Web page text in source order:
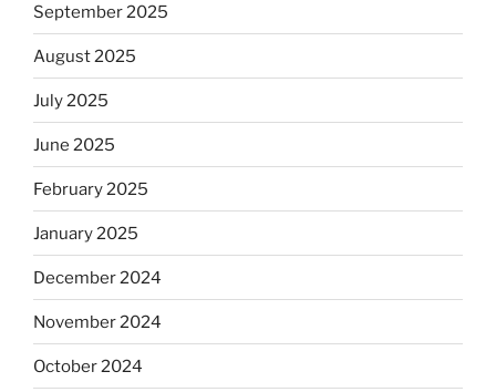
September 2025
August 2025
July 2025
June 2025
February 2025
January 2025
December 2024
November 2024
October 2024